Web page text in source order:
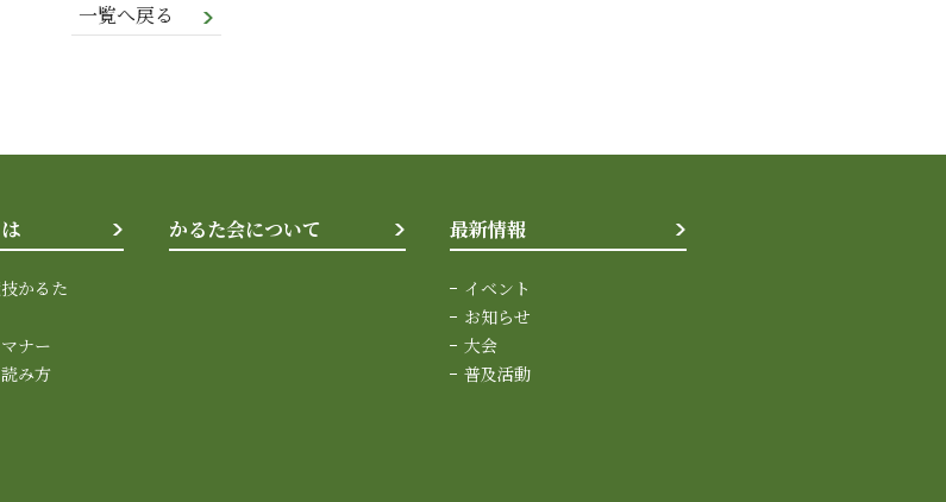
一覧へ戻る
かるた
ナー
み方
かるた会について 最新情報
イベント
お知らせ
大会
普及活動